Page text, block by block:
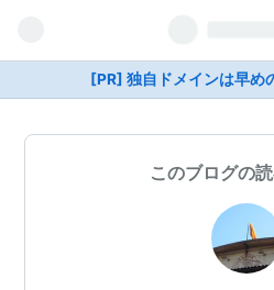
[PR] 独自ドメインは早め
このブログの